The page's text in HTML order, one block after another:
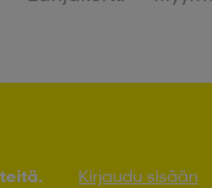
Kirjaudu sisään